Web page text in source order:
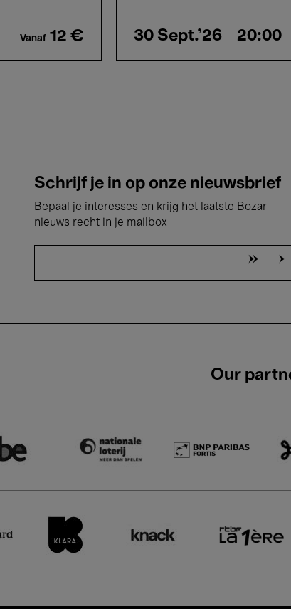
Vanaf 12 € 30 Sept.'26 - 20:00
Schrijf je in op onze nieuwsbrief
Bepaal je interesses en krijg het laatste Bozar
nieuws recht in je mailbox
Our